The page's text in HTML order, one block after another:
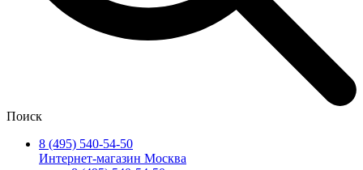
Поиск
8 (495) 540-54-50
Интернет-магазин Москва